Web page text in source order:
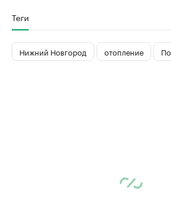
Теги
Нижний Новгород отопление